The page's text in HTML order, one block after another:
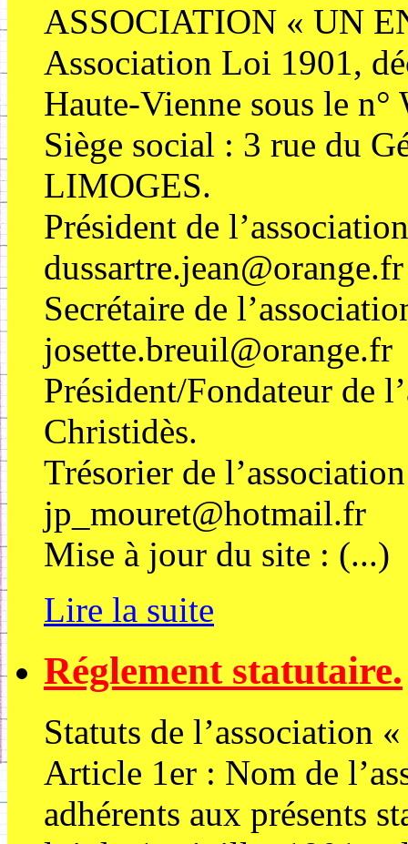
ASSOCIATION « UN
Association Loi 1901,
Haute-Vienne sous le
Siège social : 3 rue du
LIMOGES.
Président de
dussartre.jean@orange.fr
Secrétaire de
josette.breuil@orange.fr
Président/Fondateur de
Christidès.
Trésorier de
jp_mouret@hotmail.fr
Mise à jour du site : (...)
Lire la suite
Réglement statutaire.
Statuts de l’association
Article 1er : Nom de
adhérents aux présents